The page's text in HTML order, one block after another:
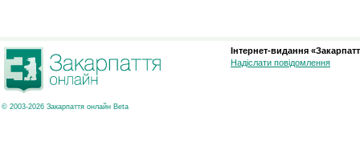
© 2003-2026 Закарпаття онлайн Beta
Інтернет-видання
Надіслати повідомлення